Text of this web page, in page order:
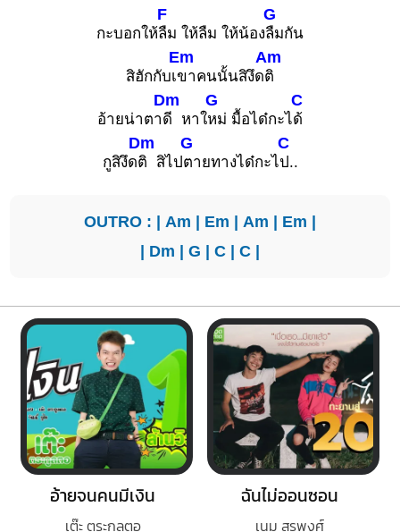
กะบอกให้
F
ลืม ให้ลืม ให้น้อง
G
ลืมกัน
สิฮักกับเ
Em
ขาคนนั้นสิงึด
Am
ติ
อ้ายน่าตา
Dm
ดี หาใ
G
หม่ มื้อได๋กะไ
C
ด้
กูสิงึด
Dm
ติ สิไป
G
ตายทางได๋กะไ
C
ป..
OUTRO : | Am | Em | Am | Em |
| Dm | G | C | C |
อ้ายจนคนมีเงิน
เต๊ะ ตระกูลตอ
ฉันไม่ออนซอน
เนม สุรพงศ์